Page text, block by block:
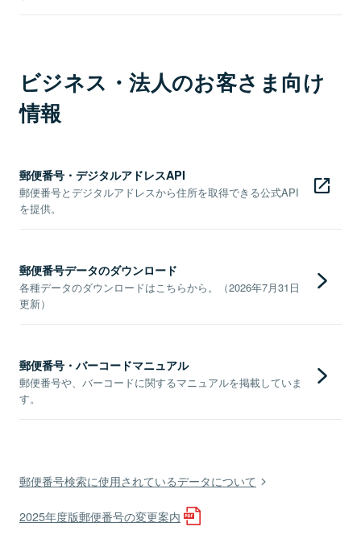
ビジネス・法人のお客さま向け
情報
郵便番号・デジタルアドレスAPI
郵便番号とデジタルアドレスから住所を取得できる公式API
を提供。
郵便番号データのダウンロード
各種データのダウンロードはこちらから。（2026年7月31日
更新）
郵便番号・バーコードマニュアル
郵便番号や、バーコードに関するマニュアルを掲載していま
す。
郵便番号検索に使用されているデータについて
2025年度版郵便番号の変更案内